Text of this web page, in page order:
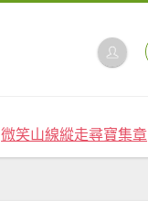
微笑山線縱走尋寶集章